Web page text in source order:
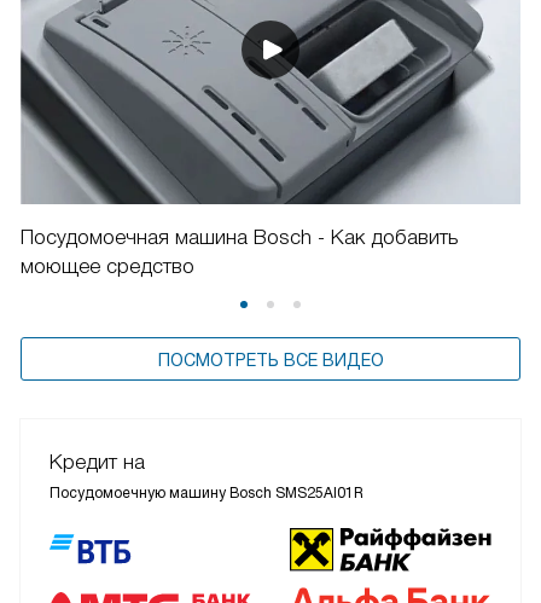
Посудомоечная машина Bosch - Как добавить
моющее средство
ПОСМОТРЕТЬ ВСЕ ВИДЕО
Кредит на
Посудомоечную машину Bosch SMS25AI01R